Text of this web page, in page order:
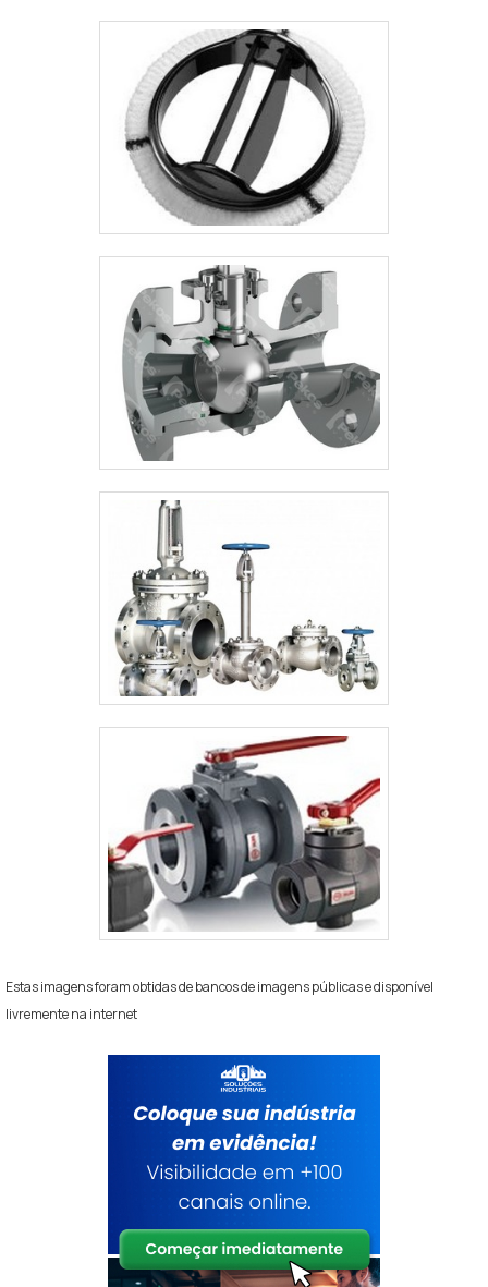
Estas imagens foram obtidas de bancos de imagens públicas e disponível
livremente na internet